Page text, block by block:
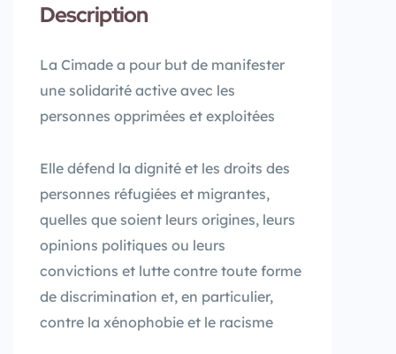
Description
La Cimade a pour but de manifester
une solidarité active avec les
personnes opprimées et exploitées
Elle défend la dignité et les droits des
personnes réfugiées et migrantes,
quelles que soient leurs origines, leurs
opinions politiques ou leurs
convictions et lutte contre toute forme
de discrimination et, en particulier,
contre la xénophobie et le racisme